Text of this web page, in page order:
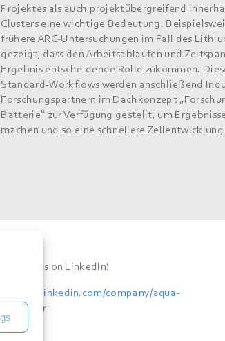
Projektes als auch projektübergreifend
Clusters eine wichtige Bedeutung.
frühere ARC-Untersuchungen im Fall des
gezeigt, dass den Arbeitsabläufen und
Ergebnis entscheidende Rolle zukommen.
Standard-Workflows werden anschließend
Forschungspartnern im Dachkonzept
Batterie“ zur Verfügung gestellt, um
machen und so eine schnellere
Visit us on LinkedIn!
www.linkedin.com/company/aqua-
cluster